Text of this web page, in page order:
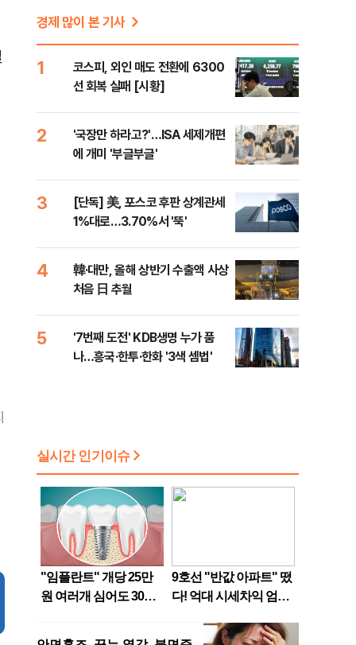
경제 많이 본 기사
1
코스피, 외인 매도 전환에 6300
선 회복 실패 [시황]
2
'국장만 하라고?'…ISA 세제개편
에 개미 '부글부글'
3
[단독] 美, 포스코 후판 상계관세
1%대로…3.70%서 '뚝'
4
韓·대만, 올해 상반기 수출액 사상
처음 日 추월
5
'7번째 도전' KDB생명 누가 품
나…흥국·한투·한화 '3색 셈법'